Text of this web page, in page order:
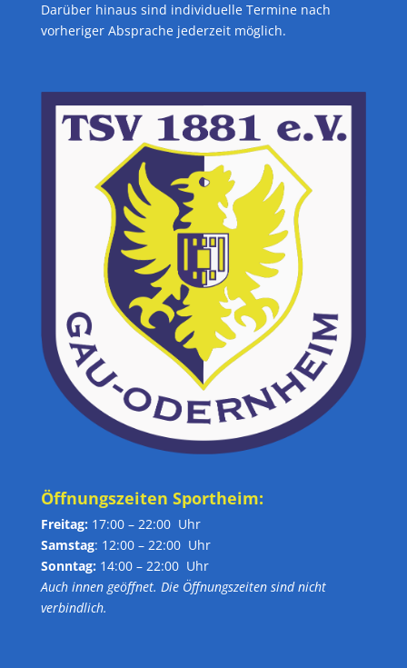
Darüber hinaus sind individuelle Termine nach
vorheriger Absprache jederzeit möglich.
Öffnungszeiten Sportheim:
Freitag: 17:00 – 22:00 Uhr
Samstag: 12:00 – 22:00 Uhr
Sonntag: 14:00 – 22:00 Uhr
Auch innen geöffnet. Die Öffnungszeiten sind nicht
verbindlich.